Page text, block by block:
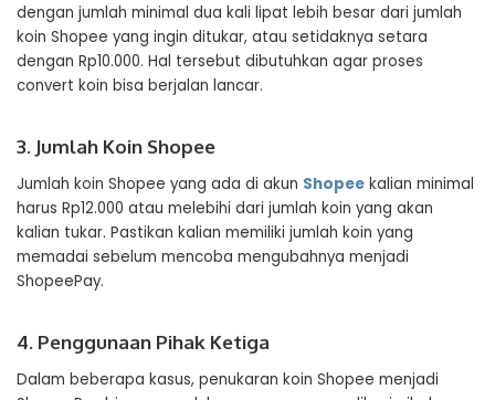
dengan jumlah minimal dua kali lipat lebih besar dari jumlah
koin Shopee yang ingin ditukar, atau setidaknya setara
dengan Rp10.000. Hal tersebut dibutuhkan agar proses
convert koin bisa berjalan lancar.
3. Jumlah Koin Shopee
Jumlah koin Shopee yang ada di akun Shopee kalian minimal
harus Rp12.000 atau melebihi dari jumlah koin yang akan
kalian tukar. Pastikan kalian memiliki jumlah koin yang
memadai sebelum mencoba mengubahnya menjadi
ShopeePay.
4. Penggunaan Pihak Ketiga
Dalam beberapa kasus, penukaran koin Shopee menjadi